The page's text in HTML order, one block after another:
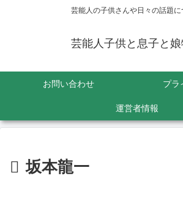
芸能人の子供さんや日々の話題に
芸能人子供と息子と
お問い合わせ プラ
運営者情報
坂本龍一